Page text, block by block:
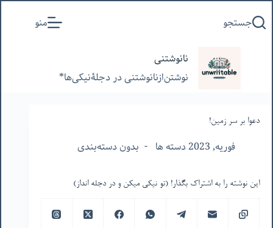
به
جستجو منو
نانوشتنی
نوشتن‌از‌نانوشتنی‌ در‌ دجلۀنیکی‌ها*
دعوا بر سر زمین!
فوریه, 2023 دسته ها بدون دسته‌بندی
این نوشته را به اشتراک بگذار! (تو نیکی میکن و در دجله انداز)